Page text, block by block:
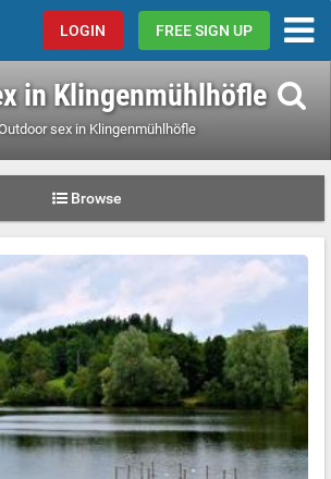
LOGIN FREE SIGN UP
in Klingenmühlhöfle
sex in Klingenmühlhöfle
Browse